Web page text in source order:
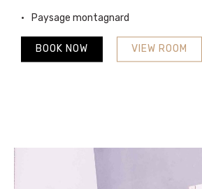
Paysage montagnard
VIEW ROOM
BOOK NOW